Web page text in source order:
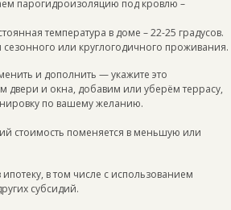
парогидроизоляцию под кровлю –
температура в доме – 22-25 градусов.
сезонного или круглогодичного проживания.
и дополнить — укажите это
двери и окна, добавим или уберём террасу,
по вашему желанию.
стоимость поменяется в меньшую или
в том числе с использованием
субсидий.